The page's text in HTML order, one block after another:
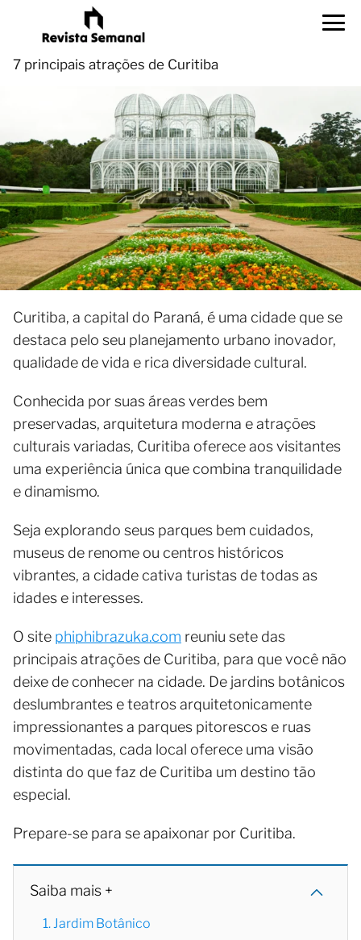
7 principais atrações de Curitiba
Curitiba, a capital do Paraná, é uma cidade que se
destaca pelo seu planejamento urbano inovador,
qualidade de vida e rica diversidade cultural.
Conhecida por suas áreas verdes bem
preservadas, arquitetura moderna e atrações
culturais variadas, Curitiba oferece aos visitantes
uma experiência única que combina tranquilidade
e dinamismo.
Seja explorando seus parques bem cuidados,
museus de renome ou centros históricos
vibrantes, a cidade cativa turistas de todas as
idades e interesses.
O site phiphibrazuka.com reuniu sete das
principais atrações de Curitiba, para que você não
deixe de conhecer na cidade. De jardins botânicos
deslumbrantes e teatros arquitetonicamente
impressionantes a parques pitorescos e ruas
movimentadas, cada local oferece uma visão
distinta do que faz de Curitiba um destino tão
especial.
Prepare-se para se apaixonar por Curitiba.
Saiba mais +
1. Jardim Botânico